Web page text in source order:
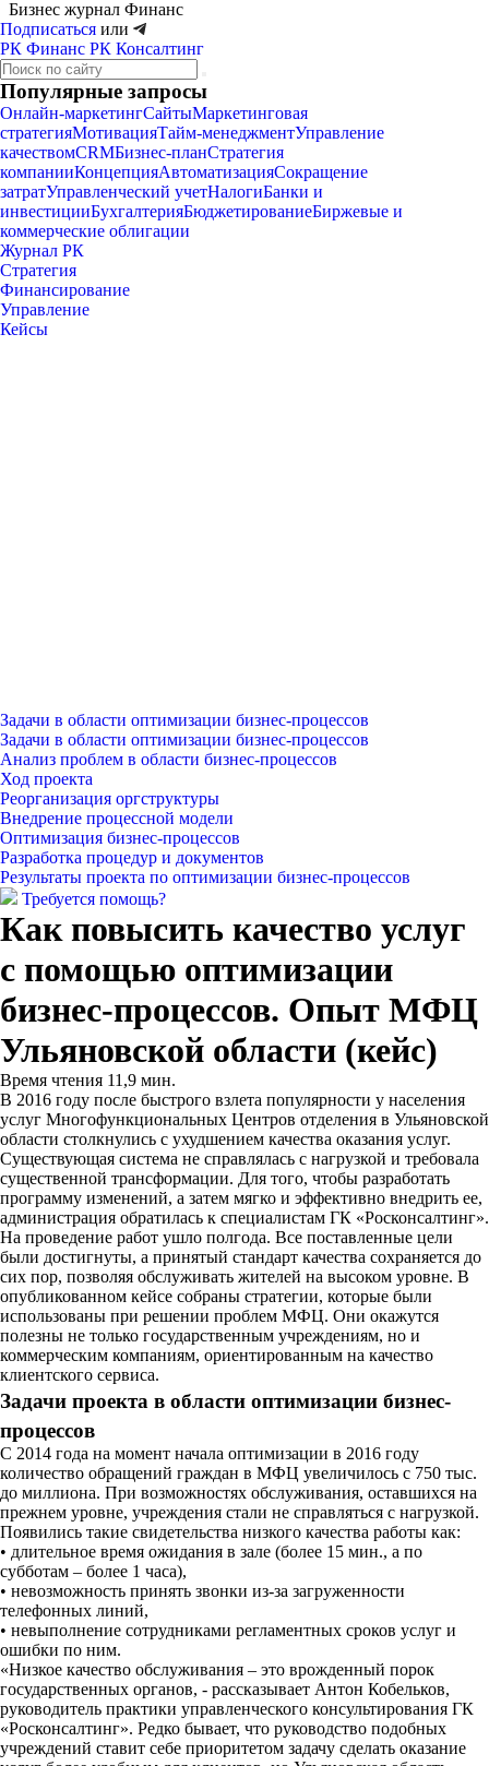
Бизнес журнал Финанс
Подписаться или
РК Финанс РК Консалтинг
Популярные запросы
Онлайн-маркетингСайтыМаркетинговая
стратегияМотивацияТайм-менеджментУправление
качествомCRMБизнес-планСтратегия
компанииКонцепцияАвтоматизацияСокращение
затратУправленческий учетНалогиБанки и
инвестицииБухгалтерияБюджетированиеБиржевые и
коммерческие облигации
Журнал РК
Стратегия
Финансирование
Управление
Кейсы
Задачи в области оптимизации бизнес-процессов
Задачи в области оптимизации бизнес-процессов
Анализ проблем в области бизнес-процессов
Ход проекта
Реорганизация оргструктуры
Внедрение процессной модели
Оптимизация бизнес-процессов
Разработка процедур и документов
Результаты проекта по оптимизации бизнес-процессов
Требуется помощь?
Как повысить качество услуг
с помощью оптимизации
бизнес-процессов. Опыт МФЦ
Ульяновской области (кейс)
Время чтения 11,9 мин.
В 2016 году после быстрого взлета популярности у населения
услуг Многофункциональных Центров отделения в Ульяновской
области столкнулись с ухудшением качества оказания услуг.
Существующая система не справлялась с нагрузкой и требовала
существенной трансформации. Для того, чтобы разработать
программу изменений, а затем мягко и эффективно внедрить ее,
администрация обратилась к специалистам ГК «Росконсалтинг».
На проведение работ ушло полгода. Все поставленные цели
были достигнуты, а принятый стандарт качества сохраняется до
сих пор, позволяя обслуживать жителей на высоком уровне. В
опубликованном кейсе собраны стратегии, которые были
использованы при решении проблем МФЦ. Они окажутся
полезны не только государственным учреждениям, но и
коммерческим компаниям, ориентированным на качество
клиентского сервиса.
Задачи проекта в области оптимизации бизнес-
процессов
С 2014 года на момент начала оптимизации в 2016 году
количество обращений граждан в МФЦ увеличилось с 750 тыс.
до миллиона. При возможностях обслуживания, оставшихся на
прежнем уровне, учреждения стали не справляться с нагрузкой.
Появились такие свидетельства низкого качества работы как:
• длительное время ожидания в зале (более 15 мин., а по
субботам – более 1 часа),
• невозможность принять звонки из-за загруженности
телефонных линий,
• невыполнение сотрудниками регламентных сроков услуг и
ошибки по ним.
«Низкое качество обслуживания – это врожденный порок
государственных органов, - рассказывает Антон Кобельков,
руководитель практики управленческого консультирования ГК
«Росконсалтинг». Редко бывает, что руководство подобных
учреждений ставит себе приоритетом задачу сделать оказание